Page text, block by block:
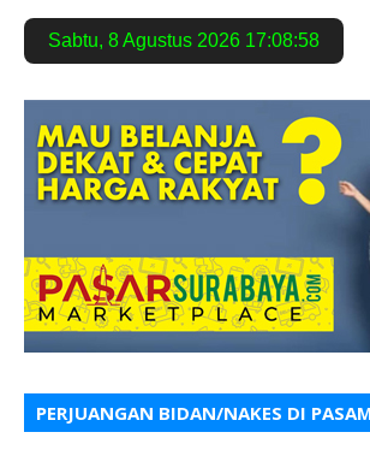
Sabtu, 8 Agustus 2026 17:08:59
PERJUANGAN BIDAN/NAKES DI